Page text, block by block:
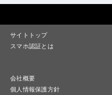
サイトトップ
スマホ認証とは
会社概要
個人情報保護方針